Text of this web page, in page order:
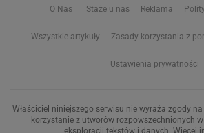
O Nas Staże u nas Reklama
Wszystkie artykuły Zasady korzystania z
Ustawienia prywatności
Właściciel niniejszego serwisu nie wyraża zgody
korzystanie z utworów rozpowszechnionych